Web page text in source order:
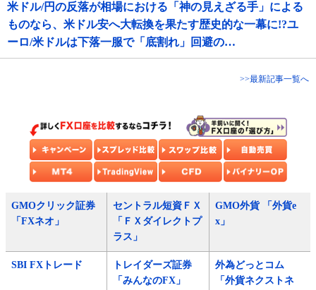
米ドル/円の反落が相場における「神の見えざる手」による
ものなら、米ドル安へ大転換を果たす歴史的な一幕に!?ユ
ーロ/米ドルは下落一服で「底割れ」回避の…
>>最新記事一覧へ
GMOクリック証券
「FXネオ」
セントラル短資ＦＸ
「ＦＸダイレクトプ
ラス」
GMO外貨 「外貨e
x」
SBI FXトレード
トレイダーズ証券
「みんなのFX」
外為どっとコム
「外貨ネクストネ